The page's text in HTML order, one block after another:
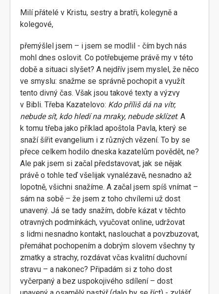
Milí přátelé v Kristu, sestry a bratři, kolegyně a
kolegové,
přemýšlel jsem – i jsem se modlil - čím bych nás
mohl dnes oslovit. Co potřebujeme právě my v této
době a situaci slyšet? A nejdřív jsem myslel, že něco
ve smyslu: snažme se správně pochopit a využít
tento divný čas. Však jsou takové texty a výzvy
v Bibli. Třeba Kazatelovo: Kdo příliš dá na vítr,
nebude sít, kdo hledí na mraky, nebude sklízet. A
k tomu třeba jako příklad apoštola Pavla, který se
snaží šířit evangelium i z různých vězení. To by se
přece celkem hodilo dneska kazatelům povědět, ne?
Ale pak jsem si začal představovat, jak se nějak
právě o tohle teď všelijak vynalézavě, nesnadno až
lopotně, všichni snažíme. A začal jsem spíš vnímat –
sám na sobě – že jsem z toho chvílemi už dost
unavený. Já se tady snažím, dobře kázat v těchto
otravných podmínkách, vyučovat online, udržovat
s lidmi nesnadno kontakt, naslouchat a povzbuzovat,
přemáhat pochopením a dobrým slovem všechny ty
zmatky a strachy, rozdávat včas kvalitní duchovní
stravu – a nakonec? Připadám si z toho dost
vyčerpaný a bez uspokojivého sdílení – dost